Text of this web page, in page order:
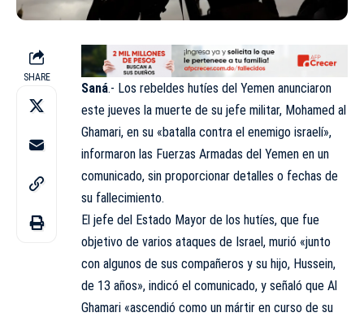
SHARE
Saná.- Los rebeldes hutíes del Yemen anunciaron
este jueves la muerte de su jefe militar, Mohamed al
Ghamari, en su «batalla contra el enemigo israelí»,
informaron las Fuerzas Armadas del Yemen en un
comunicado, sin proporcionar detalles o fechas de
su fallecimiento.
El jefe del Estado Mayor de los hutíes, que fue
objetivo de varios ataques de Israel, murió «junto
con algunos de sus compañeros y su hijo, Hussein,
de 13 años», indicó el comunicado, y señaló que Al
Ghamari «ascendió como un mártir en curso de su